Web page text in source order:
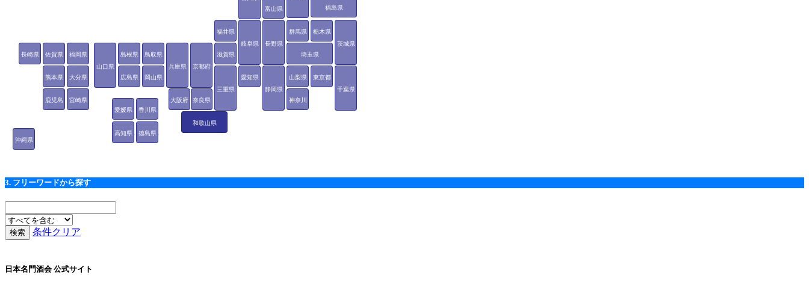
福島県
茨城県
栃木県
群馬県
埼玉県
千葉県
東京都
神奈川
富山県
福井県
山梨県
長野県
岐阜県
静岡県
愛知県
三重県
滋賀県
京都府
大阪府
兵庫県
奈良県
和歌山県
鳥取県
島根県
岡山県
広島県
山口県
徳島県
香川県
愛媛県
高知県
福岡県
佐賀県
長崎県
熊本県 大分県
宮崎県
鹿児島
沖縄県
3. フリーワードから探す
条件クリア
日本名門酒会 公式サイト